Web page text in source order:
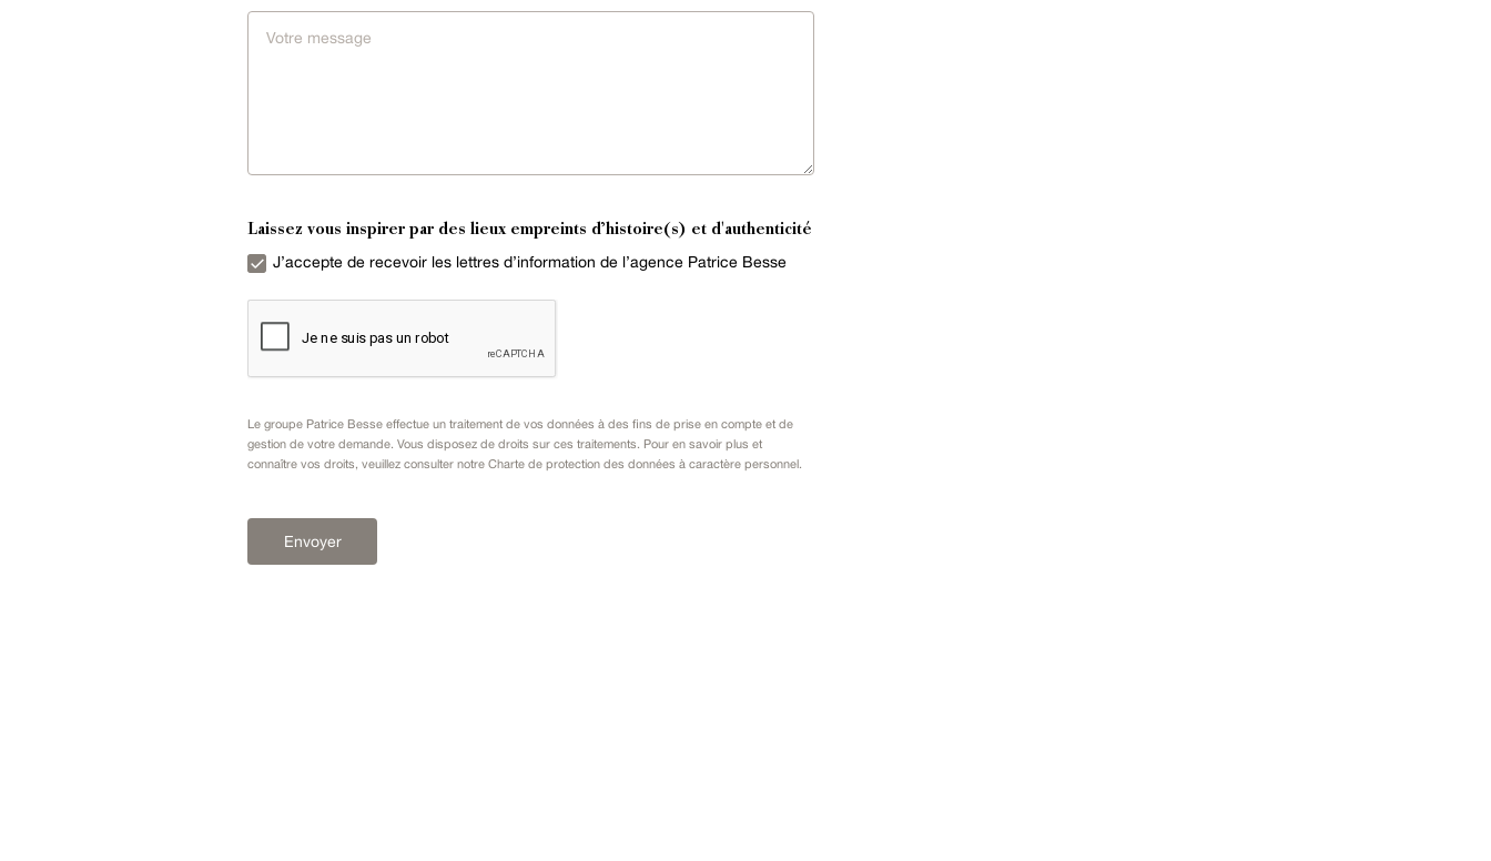
Laissez vous inspirer par des lieux empreints d’histoire(s) et d'authenticité
J’accepte de recevoir les lettres d’information de l’agence Patrice Besse
Le groupe Patrice Besse effectue un traitement de vos données à des fins de prise en compte et de
gestion de votre demande. Vous disposez de droits sur ces traitements. Pour en savoir plus et
connaître vos droits, veuillez consulter notre Charte de protection des données à caractère personnel .
Envoyer